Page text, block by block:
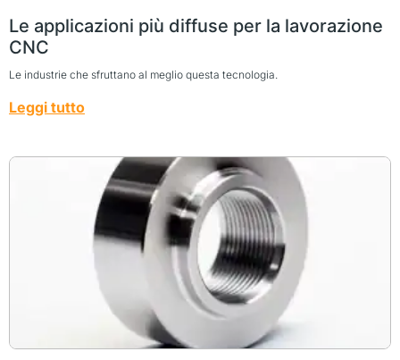
Le applicazioni più diffuse per la lavorazione
CNC
Le industrie che sfruttano al meglio questa tecnologia.
Leggi tutto